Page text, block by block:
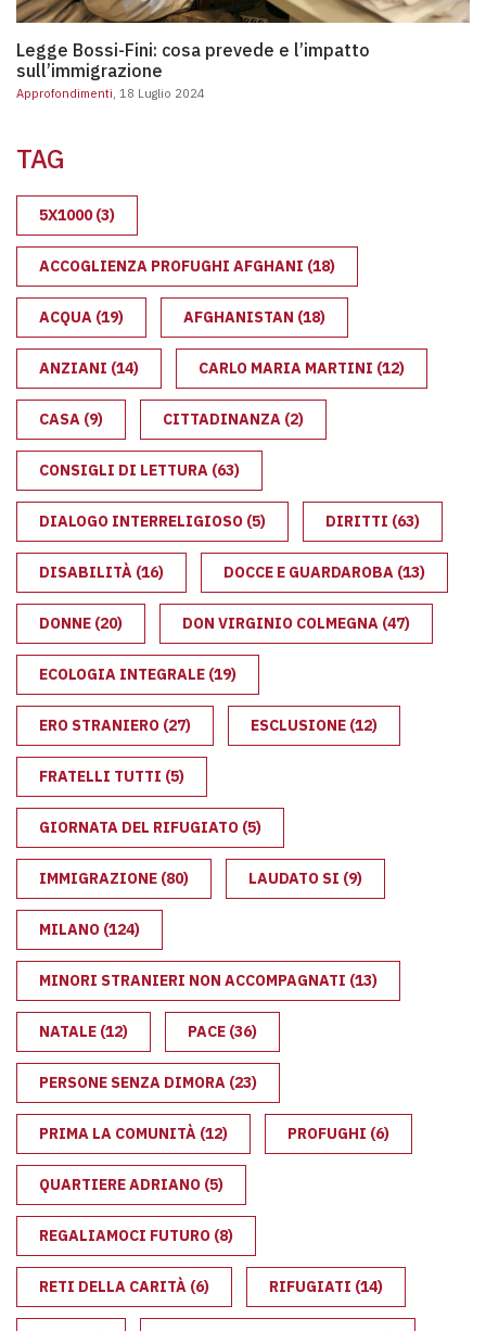
Legge Bossi-Fini: cosa prevede e l’impatto
sull’immigrazione
Approfondimenti, 18 Luglio 2024
TAG
5X1000(3)
ACCOGLIENZA PROFUGHI AFGHANI (18)
ACQUA (19) AFGHANISTAN (18)
ANZIANI (14) CARLO MARIA MARTINI (12)
CASA (9) CITTADINANZA (2)
CONSIGLI DI LETTURA (63)
DIALOGO INTERRELIGIOSO (5) DIRITTI (63)
DISABILITÀ (16) DOCCE E GUARDAROBA (13)
DONNE (20) DON VIRGINIO COLMEGNA (47)
ECOLOGIA INTEGRALE (19)
ERO STRANIERO (27) ESCLUSIONE (12)
FRATELLI TUTTI (5)
GIORNATA DEL RIFUGIATO (5)
IMMIGRAZIONE (80) LAUDATO SI (9)
MILANO (124)
MINORI STRANIERI NON ACCOMPAGNATI (13)
NATALE (12) PACE (36)
PERSONE SENZA DIMORA (23)
PRIMA LA COMUNITÀ (12) PROFUGHI (6)
QUARTIERE ADRIANO (5)
REGALIAMOCI FUTURO (8)
RETI DELLA CARITÀ (6) RIFUGIATI (14)